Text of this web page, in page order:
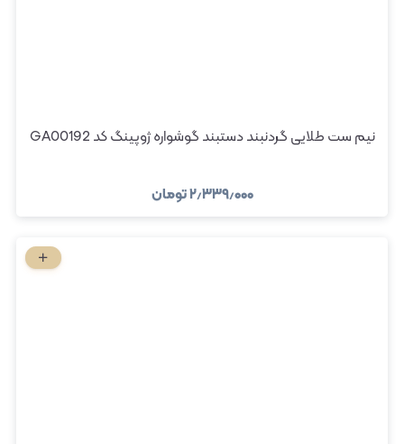
نیم ست طلایی گردنبند دستبند گوشواره ژوپینگ کد GA00192
۲٫۳۳۹٫۰۰۰تومان